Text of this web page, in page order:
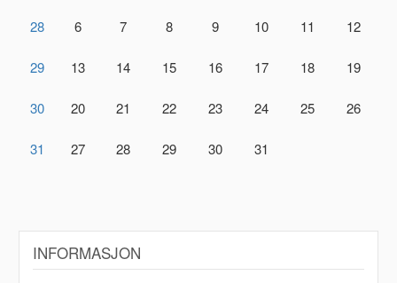
28 6 7 8 9 10 11 12
29 13 14 15 16 17 18 19
30 20 21 22 23 24 25 26
31 27 28 29 30 31
INFORMASJON